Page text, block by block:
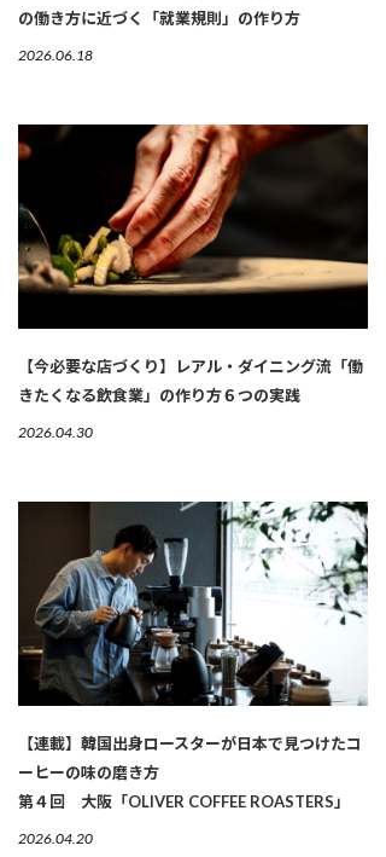
の働き方に近づく「就業規則」の作り方
2026.06.18
【今必要な店づくり】レアル・ダイニング流「働
きたくなる飲食業」の作り方６つの実践
2026.04.30
【連載】韓国出身ロースターが日本で見つけたコ
ーヒーの味の磨き方
第４回 大阪「OLIVER COFFEE ROASTERS」
2026.04.20